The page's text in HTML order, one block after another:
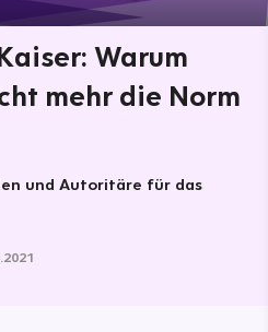
Warum
mehr die Norm
und Autoritäre für das